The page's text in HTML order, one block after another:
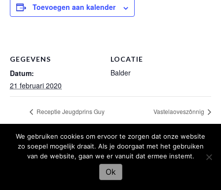
Toevoegen aan kalender
GEGEVENS
Datum:
21 februari 2020
LOCATIE
Balder
Receptie Jeugdprins Guy Vastelaoveszônnig
Hosting en webdesign doorLibelnet
We gebruiken cookies om ervoor te zorgen dat onze website
zo soepel mogelijk draait. Als je doorgaat met het gebruiken
van de website, gaan we er vanuit dat ermee instemt.
Ok